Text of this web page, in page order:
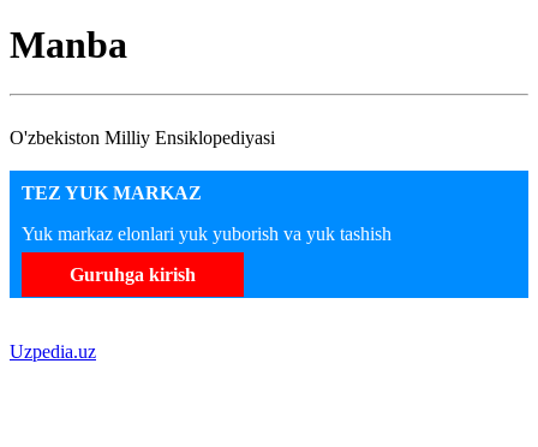
Manba
O'zbekiston Milliy Ensiklopediyasi
TEZ YUK MARKAZ
Yuk markaz elonlari yuk yuborish va yuk tashish
Guruhga kirish
Uzpedia.uz